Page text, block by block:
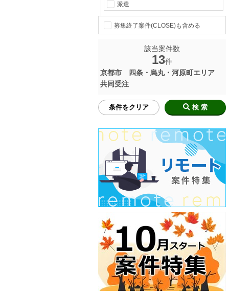
派遣
募集終了案件(CLOSE)も含める
該当案件数
13件
京都市 四条・烏丸・河原町エリア
共同受注
条件をクリア 検 索